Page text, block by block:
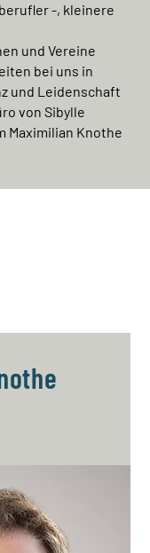
-, kleinere
und Vereine
bei uns in
und Leidenschaft
von Sibylle
Maximilian Knothe